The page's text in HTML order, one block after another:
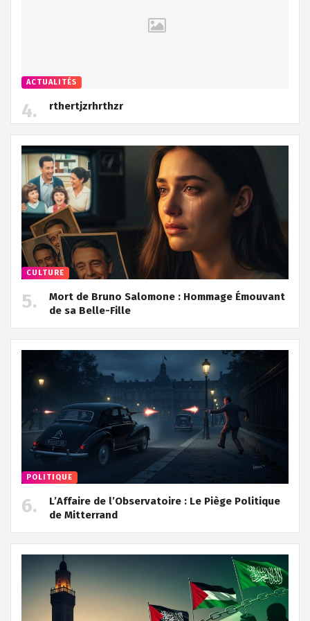
ACTUALITÉS
rthertjzrhrthzr
CULTURE
Mort de Bruno Salomone : Hommage Émouvant
de sa Belle-Fille
POLITIQUE
L’Affaire de l’Observatoire : Le Piège Politique
de Mitterrand